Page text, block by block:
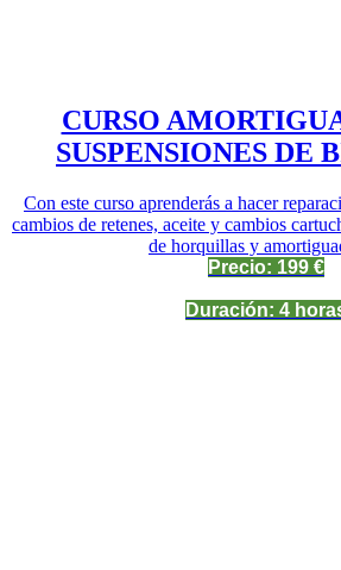
CURSO
SUSPENSIONES DE
Con este curso aprenderás a hacer
cambios de retenes, aceite y cambios
de horquillas y
Precio: 199 €
Duración: 4